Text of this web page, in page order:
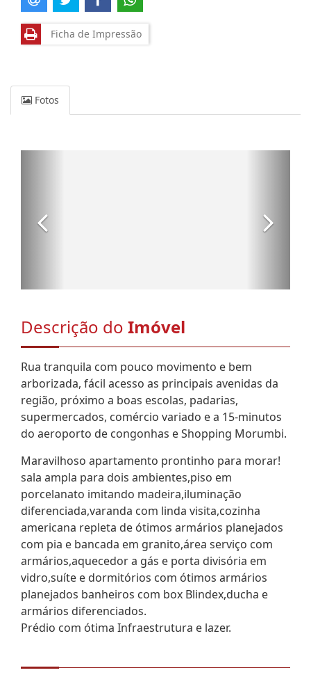
Ficha de Impressão
Fotos
Descrição do Imóvel
Rua tranquila com pouco movimento e bem
arborizada, fácil acesso as principais avenidas da
região, próximo a boas escolas, padarias,
supermercados, comércio variado e a 15-minutos
do aeroporto de congonhas e Shopping Morumbi.
Maravilhoso apartamento prontinho para morar!
sala ampla para dois ambientes,piso em
porcelanato imitando madeira,iluminação
diferenciada,varanda com linda visita,cozinha
americana repleta de ótimos armários planejados
com pia e bancada em granito,área serviço com
armários,aquecedor a gás e porta divisória em
vidro,suíte e dormitórios com ótimos armários
planejados banheiros com box Blindex,ducha e
armários diferenciados.
Prédio com ótima Infraestrutura e lazer.